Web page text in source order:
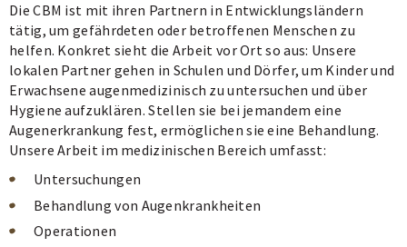
Die CBM ist mit ihren Partnern in Entwicklungsländern
tätig, um gefährdeten oder betroffenen Menschen zu
helfen. Konkret sieht die Arbeit vor Ort so aus: Unsere
lokalen Partner gehen in Schulen und Dörfer, um Kinder und
Erwachsene augenmedizinisch zu untersuchen und über
Hygiene aufzuklären. Stellen sie bei jemandem eine
Augenerkrankung fest, ermöglichen sie eine Behandlung.
Unsere Arbeit im medizinischen Bereich umfasst:
Untersuchungen
Behandlung von Augenkrankheiten
Operationen